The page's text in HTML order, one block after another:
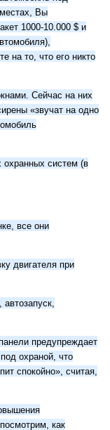
Вы
1000-10.000 $ и
на то, что его никто
Сейчас на них
«звучат на одно
охранных систем (в
все они
двигателя при
предупреждает
охраной, что
спокойно», считая,
как